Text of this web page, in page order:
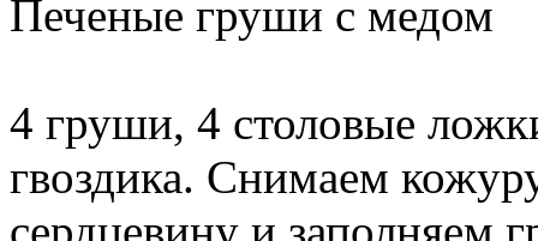
Печеные груши с медом
4 груши, 4 столовые
гвоздика. Снимаем